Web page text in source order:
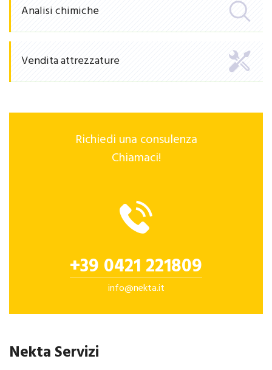
Analisi chimiche
Vendita attrezzature
Richiedi una consulenza
Chiamaci!
+39 0421 221809
info@nekta.it
Nekta Servizi